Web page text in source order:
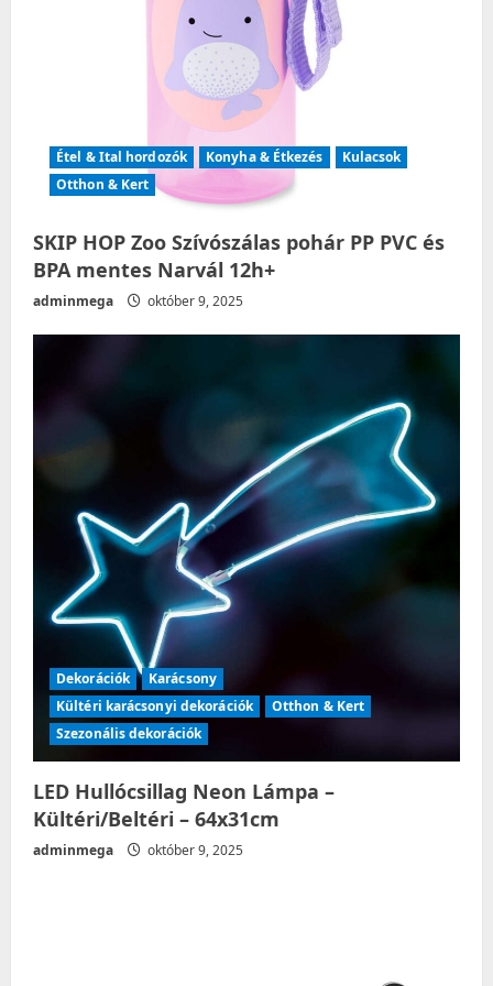
Étel & Ital hordozók Konyha & Étkezés
Kulacsok
Otthon & Kert
SKIP HOP Zoo Szívószálas pohár PP PVC és
BPA mentes Narvál 12h+
adminmega október 9, 2025
Dekorációk
Karácsony
Kültéri karácsonyi dekorációk
Otthon & Kert
Szezonális dekorációk
LED Hullócsillag Neon Lámpa –
Kültéri/Beltéri – 64x31cm
adminmega október 9, 2025